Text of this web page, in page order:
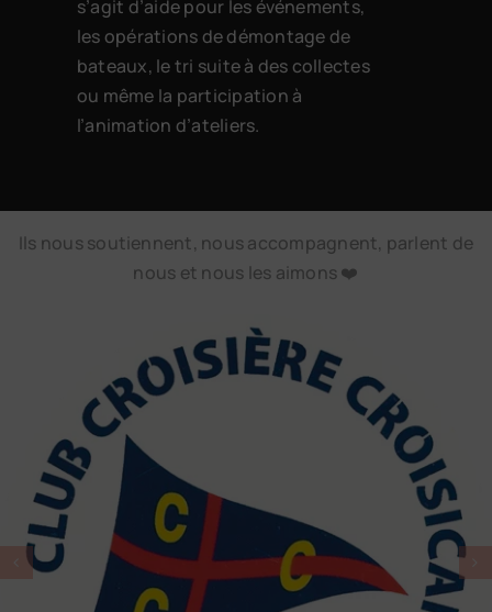
s’agit d’aide pour les événements,
les opérations de démontage de
bateaux, le tri suite à des collectes
ou même la participation à
l’animation d’ateliers.
Ils nous soutiennent, nous accompagnent, parlent de
nous et nous les aimons ❤️